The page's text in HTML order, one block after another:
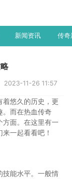
新闻资讯 传奇
2023-11-26 11:57
着悠久的历史，更
。而在热血传奇
方面。在这里有一
一起看看吧！
技能水平。一般情